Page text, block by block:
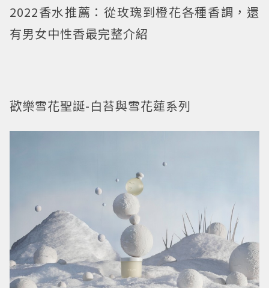
2022香水推薦：從玫瑰到橙花各種香調，還
有男女中性香最完整介紹
歡樂雪花聖誕-白苔與雪花蓮系列